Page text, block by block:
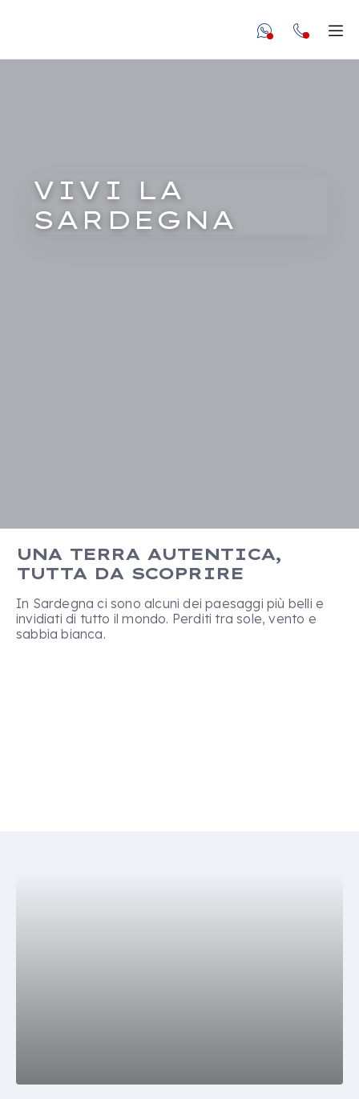
undefined
VIVI LA
SARDEGNA
UNA TERRA AUTENTICA,
TUTTA DA SCOPRIRE
In Sardegna ci sono alcuni dei paesaggi più belli e
invidiati di tutto il mondo. Perditi tra sole, vento e
sabbia bianca.